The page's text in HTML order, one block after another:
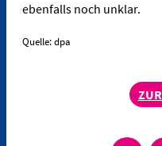
ebenfalls noch unklar.
Quelle: dpa